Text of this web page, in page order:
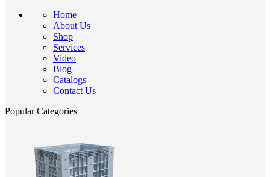
Home
About Us
Shop
Services
Video
Blog
Catalogs
Contact Us
Popular Categories